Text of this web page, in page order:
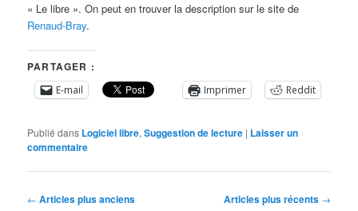
« Le libre ». On peut en trouver la description sur le site de
Renaud-Bray.
PARTAGER :
E-mail Imprimer Reddit
Publié dans Logiciel libre,Suggestion de lecture | Laisser un
commentaire
Navigation
← Articles plus anciens Articles plus récents →